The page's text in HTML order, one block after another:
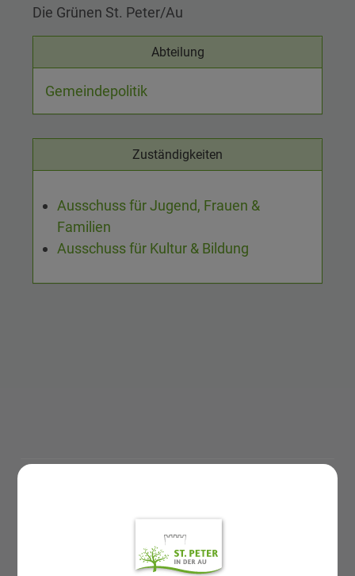
Die Grünen St. Peter/Au
Abteilung
Gemeindepolitik
Zuständigkeiten
Ausschuss für Jugend, Frauen &
Familien
Ausschuss für Kultur & Bildung